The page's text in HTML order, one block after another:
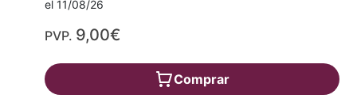
el 11/08/26
PVP. 9,00€
Comprar